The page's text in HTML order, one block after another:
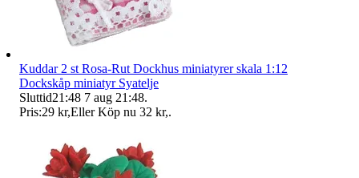
Kuddar 2 st Rosa-Rut Dockhus miniatyrer skala 1:12
Dockskåp miniatyr Syatelje
Sluttid21:48 7 aug 21:48.
Pris:29 kr,Eller Köp nu 32 kr,.